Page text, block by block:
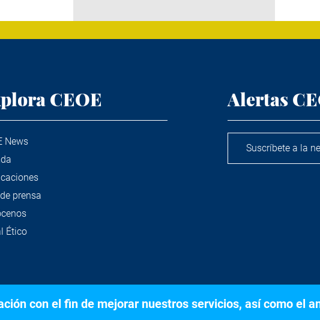
CEOE
News
prensa
Ético
Alertas
Suscríbete a la
con el fin de mejorar nuestros servicios, así como el